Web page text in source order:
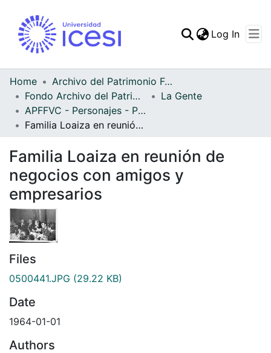
Statistics
Log In
Home
Archivo del Patrimonio Fotográfico y Fílmico del Valle del Cauca
Fondo Archivo del Patrimonio Fotográfico y Fílmico del Valle del Cauca
La Gente
APFFVC - Personajes - Patrimonial
Familia Loaiza en reunión de negocios con amigos y empresarios
Familia Loaiza en reunión de
negocios con amigos y
empresarios
Files
0500441.JPG (29.22 KB)
Date
1964-01-01
Authors